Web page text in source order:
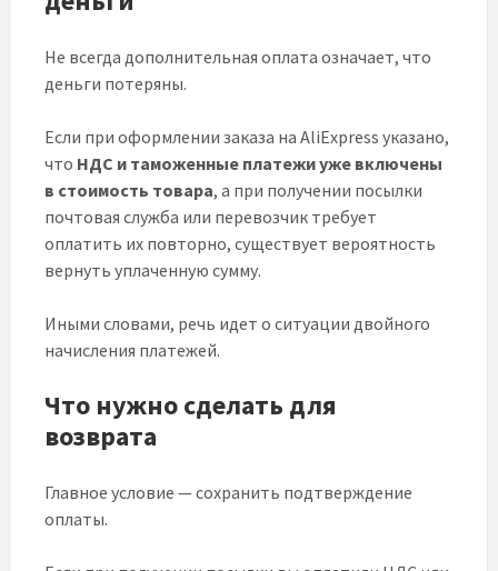
Не всегда дополнительная оплата означает, что
деньги потеряны.
Если при оформлении заказа на AliExpress указано,
что НДС и таможенные платежи уже включены
в стоимость товара, а при получении посылки
почтовая служба или перевозчик требует
оплатить их повторно, существует вероятность
вернуть уплаченную сумму.
Иными словами, речь идет о ситуации двойного
начисления платежей.
Что нужно сделать для
возврата
Главное условие — сохранить подтверждение
оплаты.